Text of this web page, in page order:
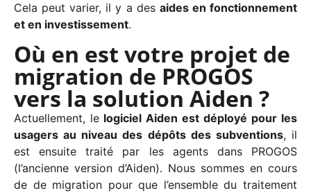
Cela peut varier, il y a des aides en fonctionnement
et en investissement.
Où en est votre projet de
migration de PROGOS
vers la solution Aiden ?
Actuellement, le logiciel Aiden est déployé pour les
usagers au niveau des dépôts des subventions, il
est ensuite traité par les agents dans PROGOS
(l’ancienne version d’Aiden). Nous sommes en cours
de de migration pour que l’ensemble du traitement